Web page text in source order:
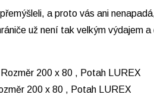
a proto vás ani
už není tak velkým
200 x 80 , Potah LUREX